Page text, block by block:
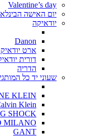
Valentine’s day
יום האישה
יודאיקה
Danon
ארט
דורית
הדריה
שעוני יד כל
KLEIN
Klein
SHOCK
MILANO
GANT